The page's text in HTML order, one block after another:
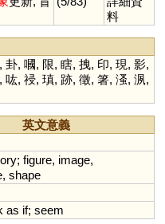
料
卦, 嘓, 限, 瞎, 拽, 印, 現, 影,
, 吰, 祲, 瑱, 跡, 徵, 箸, 溞, 洬,
英文意義
; figure, image,
, shape
as if; seem